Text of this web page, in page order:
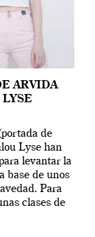
ARVIDA
de
Lyse han
levantar la
base de unos
Para
clases de